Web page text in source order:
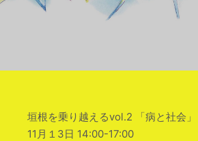
垣根を乗り越えるvol.2 「病と社会」
11月１3日 14:00-17:00